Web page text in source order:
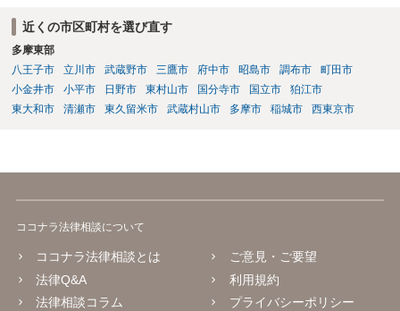
載を盛り込んでおく必要もあります。 以上について、さらに詳しくお
知りになりたい場合は、法律事務所等での弁護士への法律相談をご検
討ください。
近くの市区町村を選び直す
多摩東部
八王子市
立川市 武蔵野市 三鷹市 府中市 昭島市 調布市
町田市
小金井市
小平市 日野市 東村山市 国分寺市 国立市
狛江市
東大和市
清瀬市 東久留米市 武蔵村山市 多摩市 稲城市 西東京市
ココナラ法律相談について
ココナラ法律相談とは
法律Q&A
法律相談コラム
ご意見・ご要望
利用規約
プライバシーポリシー